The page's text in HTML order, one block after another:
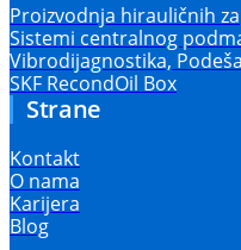
Proizvodnja hirauličnih
Sistemi centralnog
Vibrodijagnostika,
SKF RecondOil Box
Strane
Kontakt
O nama
Karijera
Blog